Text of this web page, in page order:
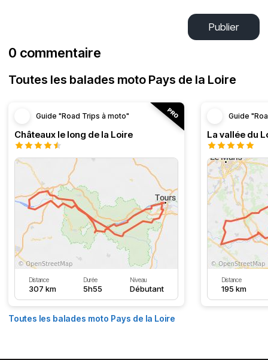
Publier
0 commentaire
Toutes les balades moto Pays de la Loire
Guide "Road Trips à moto"
Châteaux le long de la Loire
Distance
307 km
Durée
5h55
Niveau
Débutant
Guide
La vallée du
Distance
195 km
Toutes les balades moto Pays de la Loire